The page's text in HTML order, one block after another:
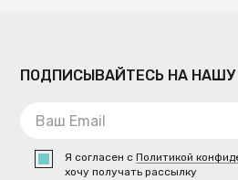
ПОДПИСЫВАЙТЕСЬ НА
Я согласен сПолитикой
хочу получать рассылку